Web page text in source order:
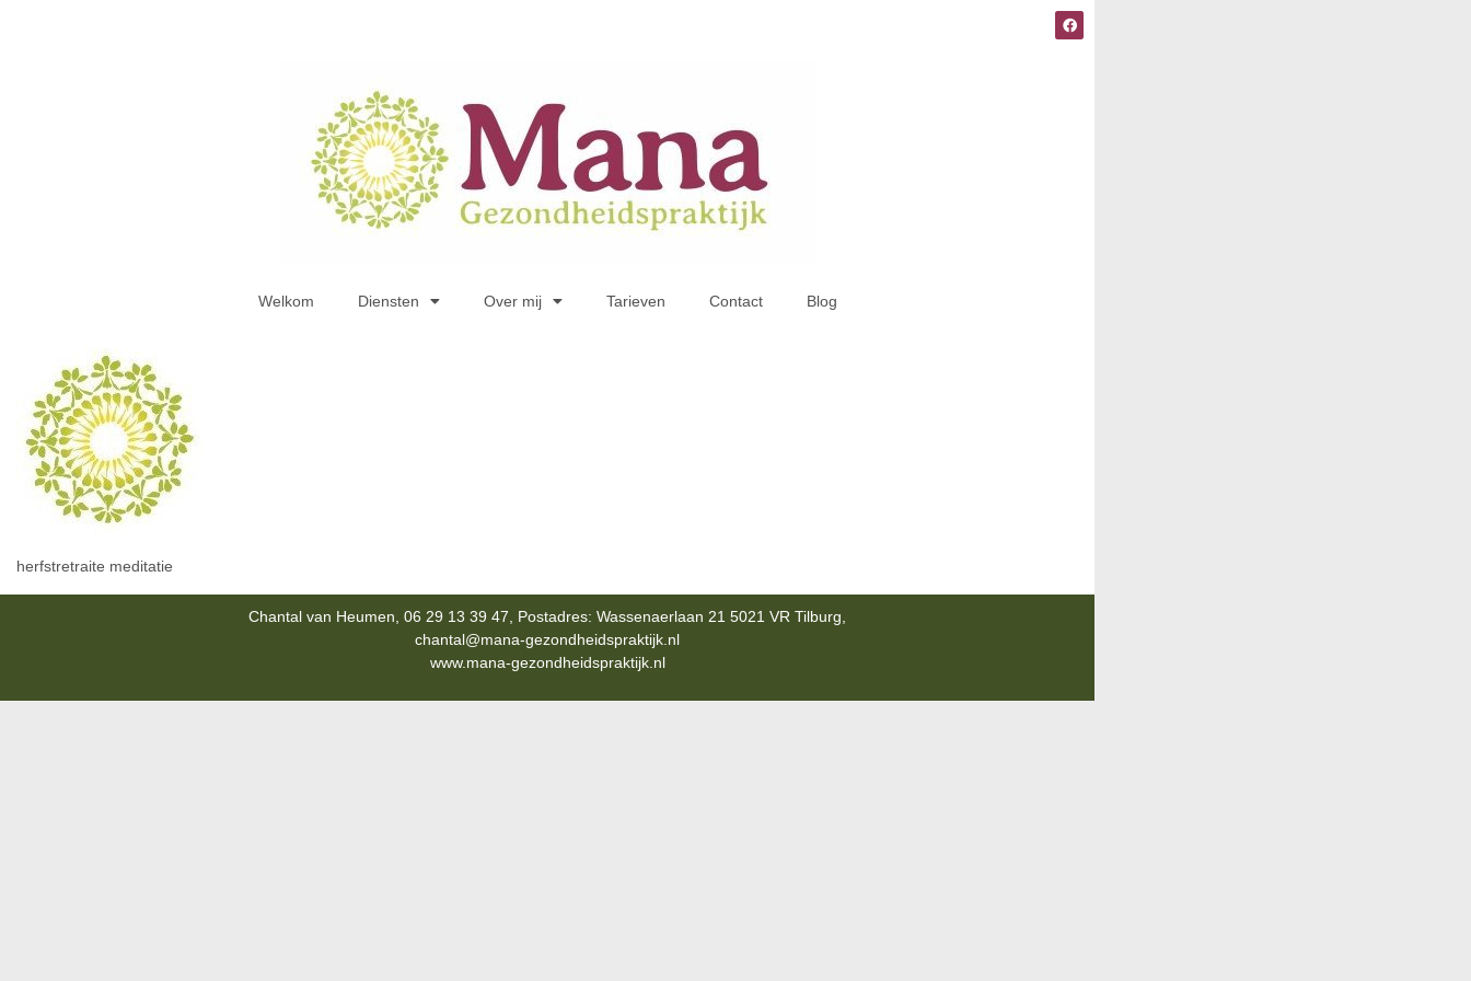
Welkom Diensten Over mij Tarieven Contact Blog
herfstretraite meditatie
Chantal van Heumen, 06 29 13 39 47, Postadres: Wassenaerlaan 21 5021 VR Tilburg,
chantal@mana-gezondheidspraktijk.nl
www.mana-gezondheidspraktijk.nl